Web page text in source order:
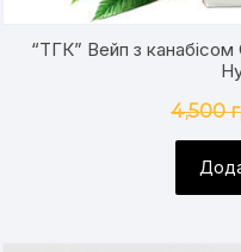
“ТГК” Вейп з
4,500